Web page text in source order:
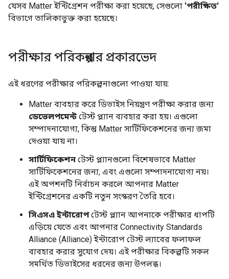
যেসব Matterইন্টিগ্রেশন পরীক্ষা করা হয়েছে, সেগুলো 'পরীক্ষিত'
বিভাগে তালিকাভুক্ত করা হয়েছে।
পরীক্ষার পরিকল্পনার প্রকারভেদ
এই ধরণের পরীক্ষার পরিকল্পনাগুলো পাওয়া যায়:
Matter ব্যবহার করে ডিভাইস নিয়ন্ত্রণ পরীক্ষা করার জন্য
ডেভেলপমেন্ট টেস্ট প্ল্যান ব্যবহার করা হয়। এগুলো
সম্পাদনাযোগ্য, কিন্তু Matter সার্টিফিকেশনের জন্য জমা
দেওয়া যায় না।
সার্টিফিকেশন টেস্ট প্ল্যানগুলো বিশেষভাবে Matter
সার্টিফিকেশনের জন্য, এবং এগুলো সম্পাদনাযোগ্য নয়।
এই অপশনটি নির্বাচন করলে আপনার Matter
ইন্টিগ্রেশনের একটি নতুন সংস্করণ তৈরি হবে।
সিএসএ ইন্টারোপটেস্ট প্ল্যান আপনাকে পরীক্ষার ধাপটি
এড়িয়ে যেতে এবং আপনার Connectivity Standards
Alliance (Alliance)ইন্টারোপ টেস্ট ল্যাবের ফলাফল
ব্যবহার করার সুযোগ দেয়। এই পরীক্ষার বিকল্পটি সকল
সমর্থিত ডিভাইসের ধরনের জন্য উপলব্ধ।